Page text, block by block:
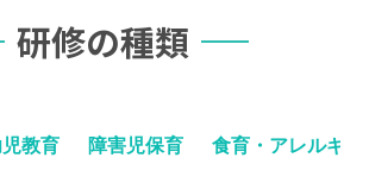
研修の種類
教育 障害児保育 食育・アレルギ